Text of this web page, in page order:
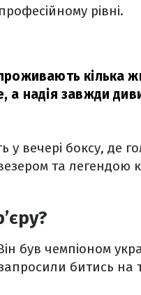
рівні.
кілька
а надія завжди
у вечері боксу, де
та легендою
був чемпіоном
битись на